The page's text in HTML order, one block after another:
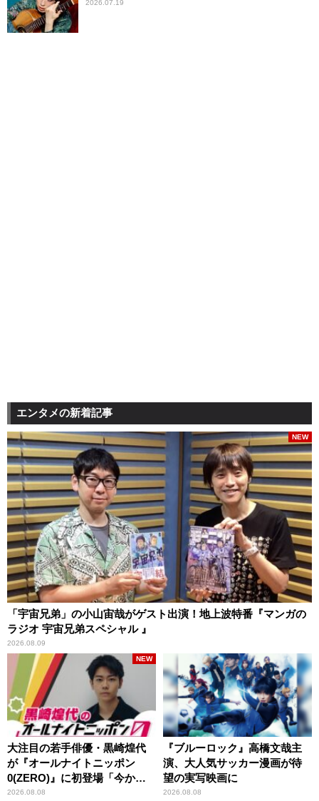
2026.07.19
エンタメの新着記事
「宇宙兄弟」の小山宙哉がゲスト出演！地上波特番『マンガの
ラジオ 宇宙兄弟スペシャル 』
2026.08.09
NEW
大注目の若手俳優・黒崎煌代
が『オールナイトニッポン
0(ZERO)』に初登場「今から
とてもワクワクしておりま
2026.08.08
NEW
『ブルーロック』高橋文哉主
演、大人気サッカー漫画が待
望の実写映画に
2026.08.08